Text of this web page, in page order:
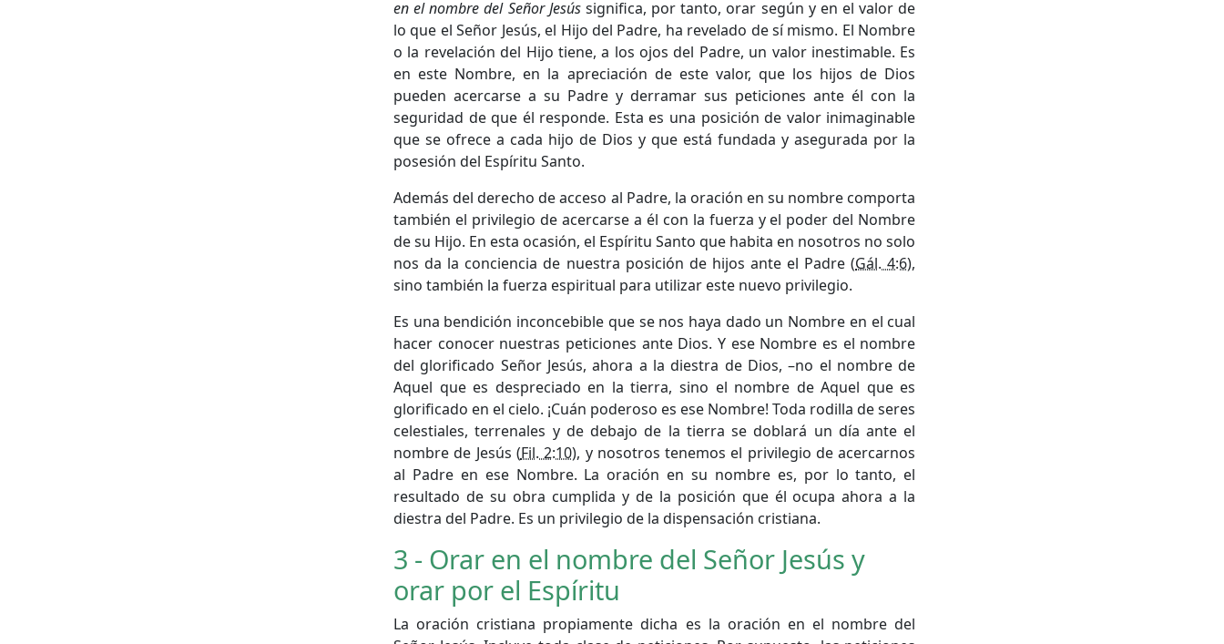
en el nombre del Señor Jesússignifica, por tanto, orar según y en el valor de
lo que el Señor Jesús, el Hijo del Padre, ha revelado de sí mismo. El Nombre
o la revelación del Hijo tiene, a los ojos del Padre, un valor inestimable. Es
en este Nombre, en la apreciación de este valor, que los hijos de Dios
pueden acercarse a su Padre y derramar sus peticiones ante él con la
seguridad de que él responde. Esta es una posición de valor inimaginable
que se ofrece a cada hijo de Dios y que está fundada y asegurada por la
posesión del Espíritu Santo.
Además del derecho de acceso al Padre, la oración en su nombre comporta
también el privilegio de acercarse a él con la fuerza y el poder del Nombre
de su Hijo. En esta ocasión, el Espíritu Santo que habita en nosotros no solo
nos da la conciencia de nuestra posición de hijos ante el Padre (Gál. 4:6),
sino también la fuerza espiritual para utilizar este nuevo privilegio.
Es una bendición inconcebible que se nos haya dado un Nombre en el cual
hacer conocer nuestras peticiones ante Dios. Y ese Nombre es el nombre
del glorificado Señor Jesús, ahora a la diestra de Dios, –no el nombre de
Aquel que es despreciado en la tierra, sino el nombre de Aquel que es
glorificado en el cielo. ¡Cuán poderoso es ese Nombre! Toda rodilla de seres
celestiales, terrenales y de debajo de la tierra se doblará un día ante el
nombre de Jesús (Fil. 2:10), y nosotros tenemos el privilegio de acercarnos
al Padre en ese Nombre. La oración en su nombre es, por lo tanto, el
resultado de su obra cumplida y de la posición que él ocupa ahora a la
diestra del Padre. Es un privilegio de la dispensación cristiana.
3 - Orar en el nombre del Señor Jesús y
orar por el Espíritu
La oración cristiana propiamente dicha es la oración en el nombre del